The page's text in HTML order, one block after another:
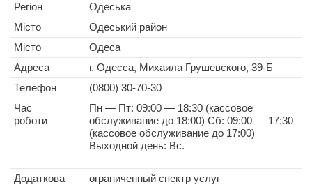
Регіон
Одеська
Місто
Одеський район
Місто
Одеса
Адреса
г. Одесса, Михаила Грушевского, 39-Б
Телефон
(0800) 30-70-30
Час
роботи
Пн — Пт: 09:00 — 18:30 (кассовое
обслуживание до 18:00) Сб: 09:00 — 17:30
(кассовое обслуживание до 17:00)
Выходной день: Вс.
Додаткова
ограниченный спектр услуг